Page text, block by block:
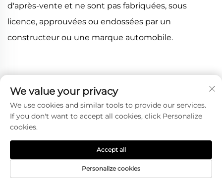
d'après-vente et ne sont pas fabriquées, sous
licence, approuvées ou endossées par un
constructeur ou une marque automobile.
We value your privacy
We use cookies and similar tools to provide our services.
If you don't want to accept all cookies, click Personalize
cookies.
Personalize cookies
Accept all